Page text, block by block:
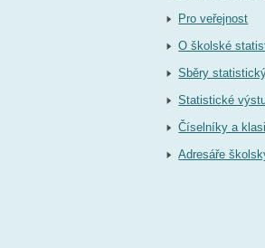
Pro veřejnost
O školské
Sběry
Statistické
Číselníky a
Adresáře